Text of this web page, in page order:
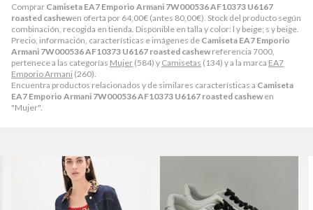
Comprar Camiseta EA7 Emporio Armani 7W000536 AF10373 U6167
roasted cashewen oferta por 64,00€ (antes 80,00€). Stock del producto según
combinación, recogida en tienda. Disponible en talla y color: l y beige; s y beige.
Precio, información, características e imágenes de Camiseta EA7 Emporio
Armani 7W000536 AF10373 U6167 roasted cashewreferencia 7000,
pertenece a las categorías Mujer (584) y Camisetas (134) y a la marca EA7
Emporio Armani (260).
Encuentra productos relacionados y de similares características a Camiseta
EA7 Emporio Armani 7W000536 AF10373 U6167 roasted cashewen
"Mujer".